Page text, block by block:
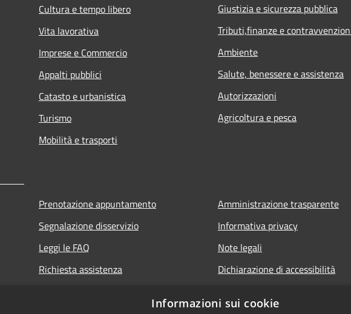
Cultura e tempo libero
Vita lavorativa
Imprese e Commercio
Appalti pubblici
Catasto e urbanistica
Turismo
Mobilità e trasporti
Giustizia e sicurezza pubblica
Tributi,finanze e
Ambiente
Salute, benessere e assistenza
Autorizzazioni
Agricoltura e pesca
Prenotazione appuntamento
Segnalazione disservizio
Leggi le FAQ
Richiesta assistenza
Amministrazione trasparente
Informativa privacy
Note legali
Dichiarazione di accessibilità
Informazioni sui cookie